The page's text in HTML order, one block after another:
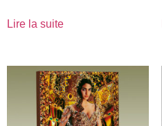
Lire la suite